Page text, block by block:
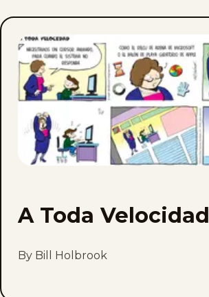
A Toda Velocidad
By Bill Holbrook